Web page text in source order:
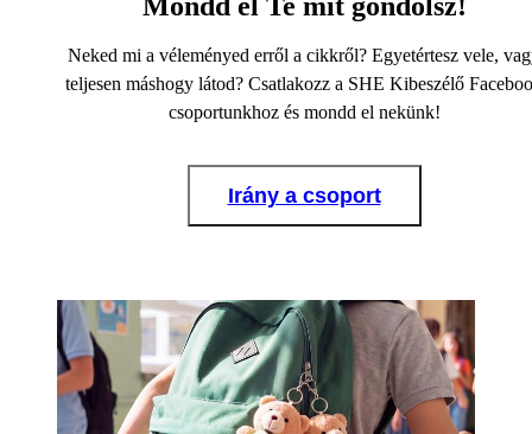
Neked mi a véleményed erről a cikkről? Egyetértesz vele,
teljesen máshogy látod? Csatlakozz a SHE Kibeszélő
csoportunkhoz és mondd el nekünk!
Irány a csoport